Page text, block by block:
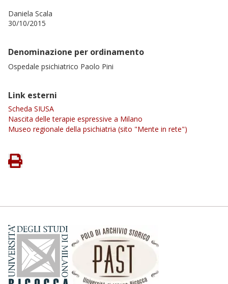
Daniela Scala
30/10/2015
Denominazione per ordinamento
Ospedale psichiatrico Paolo Pini
Link esterni
Scheda SIUSA
Nascita delle terapie espressive a Milano
Museo regionale della psichiatria (sito "Mente in rete")